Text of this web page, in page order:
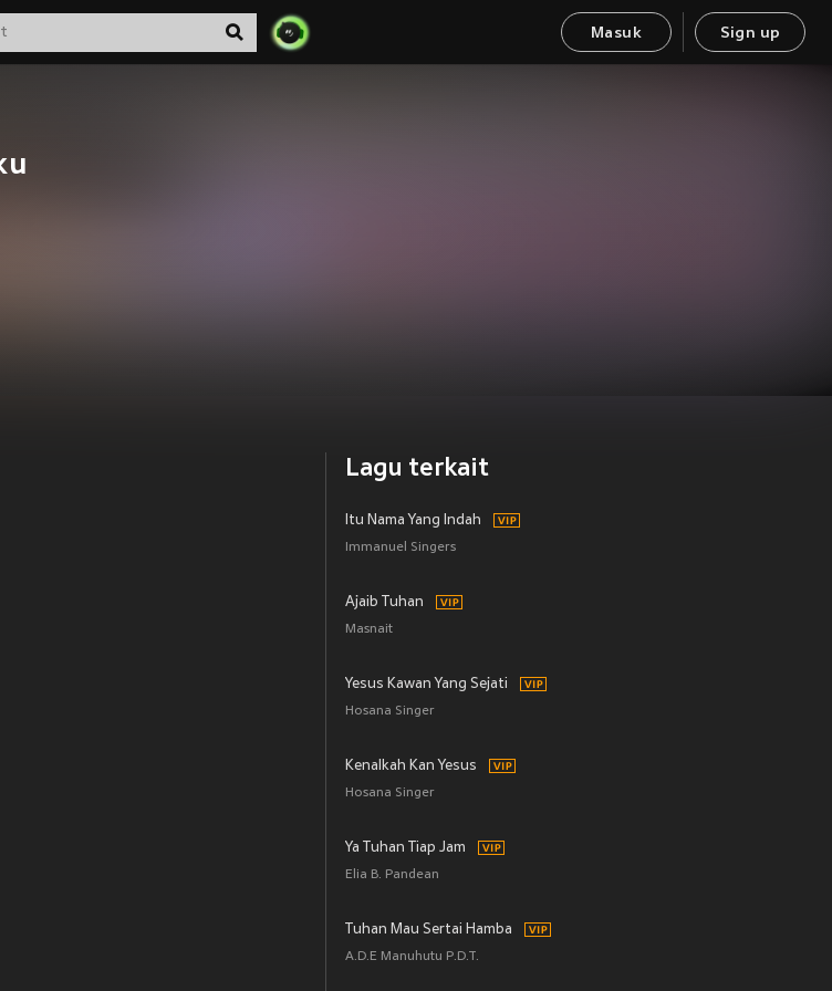
Masuk Sign up
Lagu terkait
Itu Nama Yang Indah
Immanuel Singers
Ajaib Tuhan
Masnait
Yesus Kawan Yang Sejati
Hosana Singer
Kenalkah Kan Yesus
Hosana Singer
Ya Tuhan Tiap Jam
Elia B. Pandean
Tuhan Mau Sertai Hamba
A.D.E Manuhutu P.D.T.